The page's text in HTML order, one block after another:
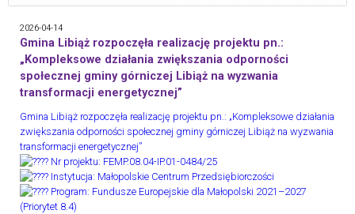
2026-04-14
Gmina Libiąż rozpoczęła realizację projektu pn.:
„Kompleksowe działania zwiększania odporności
społecznej gminy górniczej Libiąż na wyzwania
transformacji energetycznej”
Gmina Libiąż rozpoczęła realizację projektu pn.: „Kompleksowe działania
zwiększania odporności społecznej gminy górniczej Libiąż na wyzwania
transformacji energetycznej”
Nr projektu: FEMP.08.04-IP.01-0484/25
Instytucja: Małopolskie Centrum Przedsiębiorczości
Program: Fundusze Europejskie dla Małopolski 2021–2027
(Priorytet 8.4)